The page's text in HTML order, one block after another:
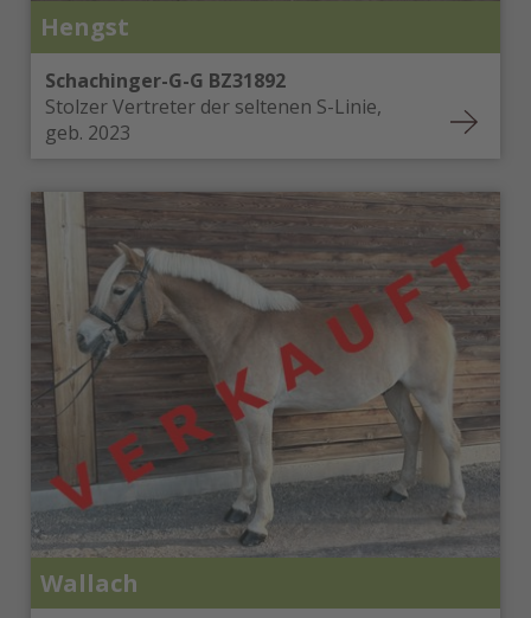
Deutschland
Österreich
Großbritannien
Kanada
Japan
Dänemark
Malta
Schweden
USA (Arizona, Tennessee)
Russland
Tschechien
Kroatien
Slowakei
Slowenien
Rumänien
Niederlande
Schweiz
Bulgarien
Bosnien und Herzegowina
Vereinigte Arabische Emirate
Hengst
Schachinger-G-G BZ31892
Stolzer Vertreter der seltenen S-Linie,
geb. 2023
Wallach